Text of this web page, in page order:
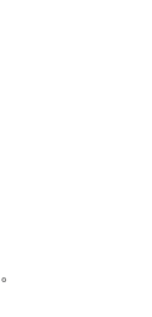
。